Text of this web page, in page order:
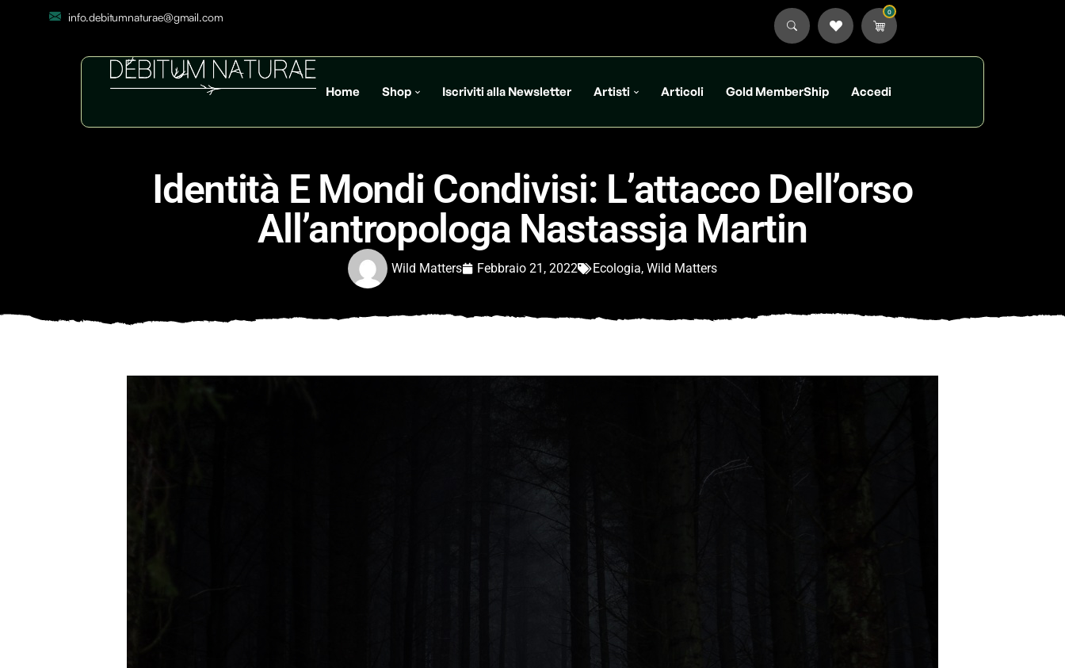
info.debitumnaturae@gmail.com 0
Home Shop Iscriviti alla Newsletter Artisti Articoli Gold MemberShip Accedi
Identità E Mondi Condivisi: L’attacco Dell’orso
All’antropologa Nastassja Martin
Wild Matters Febbraio 21, 2022 Ecologia, Wild Matters